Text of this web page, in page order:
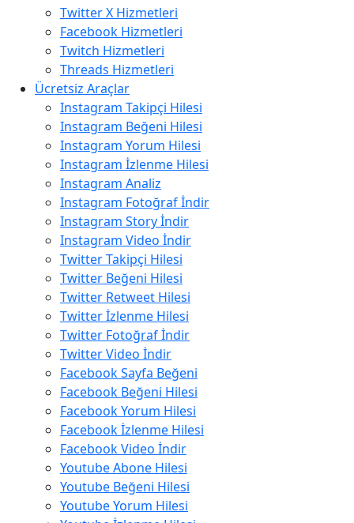
Twitter X Hizmetleri
Facebook Hizmetleri
Twitch Hizmetleri
Threads Hizmetleri
Ücretsiz Araçlar
Instagram Takipçi Hilesi
Instagram Beğeni Hilesi
Instagram Yorum Hilesi
Instagram İzlenme Hilesi
Instagram Analiz
Instagram Fotoğraf İndir
Instagram Story İndir
Instagram Video İndir
Twitter Takipçi Hilesi
Twitter Beğeni Hilesi
Twitter Retweet Hilesi
Twitter İzlenme Hilesi
Twitter Fotoğraf İndir
Twitter Video İndir
Facebook Sayfa Beğeni
Facebook Beğeni Hilesi
Facebook Yorum Hilesi
Facebook İzlenme Hilesi
Facebook Video İndir
Youtube Abone Hilesi
Youtube Beğeni Hilesi
Youtube Yorum Hilesi